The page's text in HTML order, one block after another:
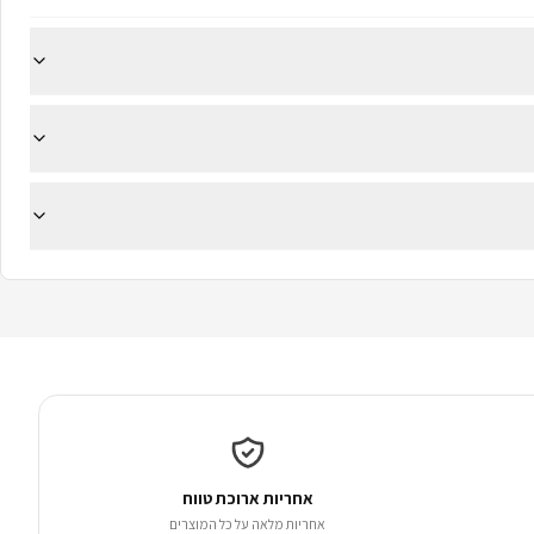
אחריות ארוכת טווח
אחריות מלאה על כל המוצרים